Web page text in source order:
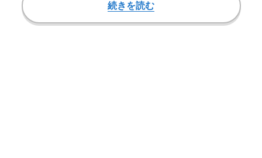
続きを読む